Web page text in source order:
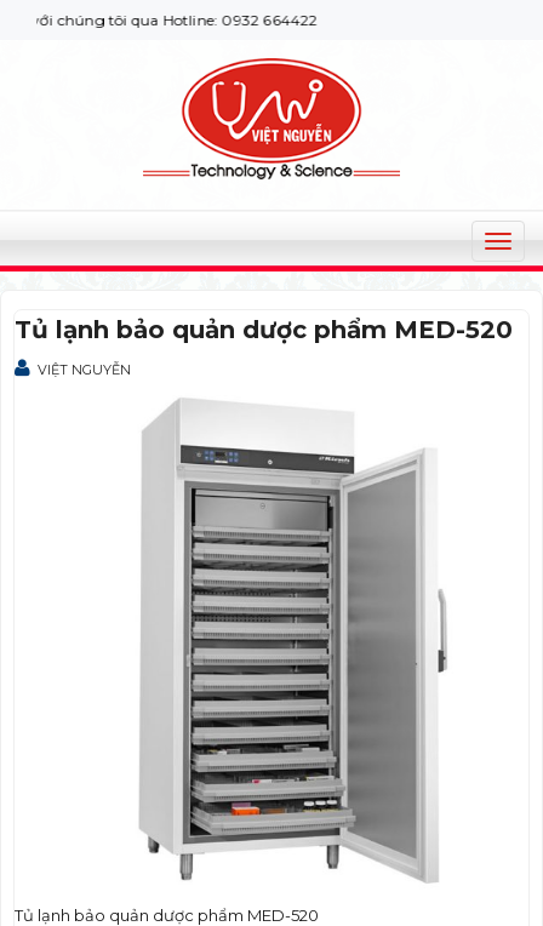
chúng tôi qua Hotline: 0932 664422
T
o
g
Tủ lạnh bảo quản dược phẩm MED-520
VIỆT NGUYỄN
Tủ lạnh bảo quản dược phẩm MED-520